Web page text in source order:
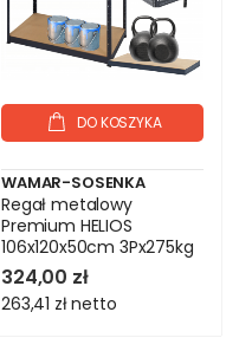
DO KOSZYKA
WAMAR-SOSENKA
Regał metalowy
Premium HELIOS
106x120x50cm 3Px275kg
324,00 zł
263,41 złnetto